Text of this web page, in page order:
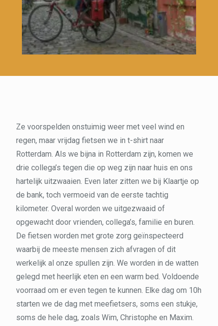
Ze voorspelden onstuimig weer met veel wind en
regen, maar vrijdag fietsen we in t-shirt naar
Rotterdam. Als we bijna in Rotterdam zijn, komen we
drie collega’s tegen die op weg zijn naar huis en ons
hartelijk uitzwaaien. Even later zitten we bij Klaartje op
de bank, toch vermoeid van de eerste tachtig
kilometer. Overal worden we uitgezwaaid of
opgewacht door vrienden, collega’s, familie en buren.
De fietsen worden met grote zorg geïnspecteerd
waarbij de meeste mensen zich afvragen of dit
werkelijk al onze spullen zijn. We worden in de watten
gelegd met heerlijk eten en een warm bed. Voldoende
voorraad om er even tegen te kunnen. Elke dag om 10h
starten we de dag met meefietsers, soms een stukje,
soms de hele dag, zoals Wim, Christophe en Maxim.